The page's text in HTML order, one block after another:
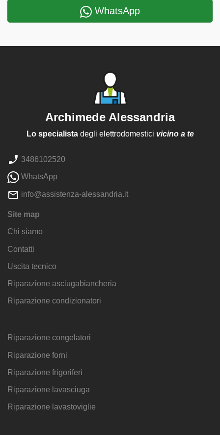
WhatsApp
Archimede Alessandria
Lo specialistadegli elettrodomestici vicino a te
3486102520
WhatsApp
info@assistenza-alessandria.it
Site map
Chi siamo
Contatti
Uscita tecnico
Riparazione asciugabiancheria
Riparazione condizionatori
Riparazione congelatori
Riparazione forni
Riparazione frigoriferi
Riparazione lavasciuga
Riparazione lavastoviglie